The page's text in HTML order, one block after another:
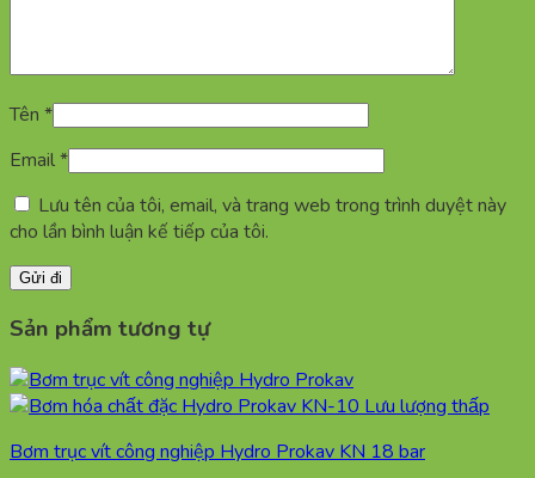
Tên *
Email*
Lưu tên của tôi, email, và trang web trong trình duyệt này
cho lần bình luận kế tiếp của tôi.
Sản phẩm tương tự
Bơm trục vít công nghiệp Hydro Prokav KN 18 bar